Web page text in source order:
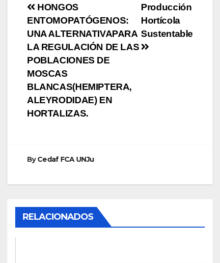
Navegación
de
entradas
Producción
Hortícola
Sustentable
HONGOS
ENTOMOPATÓGENOS:
UNA ALTERNATIVAPARA
LA REGULACIÓN DE LAS
POBLACIONES DE
MOSCAS
BLANCAS(HEMIPTERA,
ALEYRODIDAE) EN
HORTALIZAS.
ByCedaf FCA UNJu
RELACIONADOS